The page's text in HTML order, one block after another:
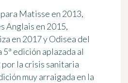
Matisse en 2013,
Anglais en 2015,
en 2017 yOdisea del
5ª edición aplazada al
la crisis sanitaria
muy arraigada en la